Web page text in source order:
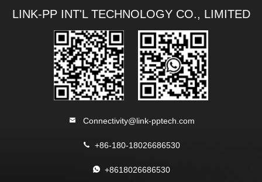
LINK-PP INT'L TECHNOLOGY CO., LIMITED
Connectivity@link-pptech.com
+86-180-18026686530
+8618026686530